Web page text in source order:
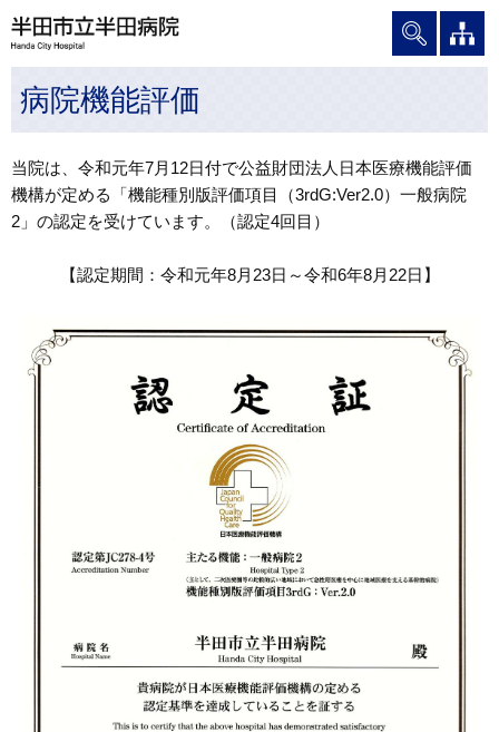
グ
ロ
ー
ビ
ゲ
ー
本
文
へ
ロ
ー
カ
ゲ
ー
シ
フ
ッ
タ
病院機能評価
当院は、令和元年7月12日付で公益財団法人日本医療機能評価
機構が定める「機能種別版評価項目（3rdG:Ver2.0）一般病院
2」の認定を受けています。（認定4回目）
【認定期間：令和元年8月23日～令和6年8月22日】